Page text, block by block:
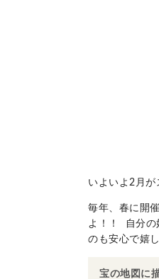
いよいよ2月が
毎年、春に開
よ！！ 自分の
のも安心で嬉
宝の地図に